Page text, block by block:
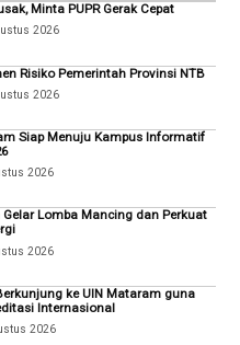
Minta PUPR Gerak Cepat
2026
Risiko Pemerintah Provinsi NTB
2026
Siap Menuju Kampus Informatif
2026
Lomba Mancing dan Perkuat
2026
ke UIN Mataram guna
Internasional
2026